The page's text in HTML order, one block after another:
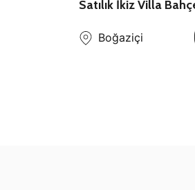
Satılık İkiz Villa
Boğaziçi